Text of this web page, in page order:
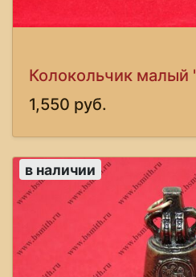
Колокольчик малый
1,550 руб.
в наличии